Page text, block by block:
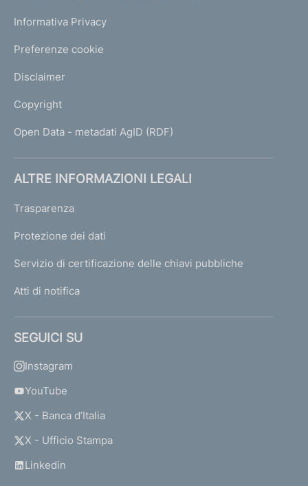
Informativa Privacy
Preferenze cookie
Disclaimer
Copyright
Open Data - metadati AgID (RDF)
ALTRE INFORMAZIONI LEGALI
Trasparenza
Protezione dei dati
Servizio di certificazione delle chiavi pubbliche
Atti di notifica
SEGUICI SU
Instagram
YouTube
X - Banca d’Italia
X - Ufficio Stampa
Linkedin